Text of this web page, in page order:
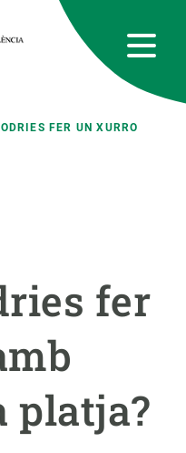
FER UN XURRO
fer
platja?